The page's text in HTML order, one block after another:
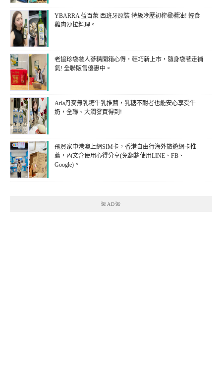
YBARRA 益百萊 西班牙原裝 特級冷壓初榨橄欖油! 輕食
雞肉沙拉料理。
老協珍袋裝人蔘精開箱心得，輕巧新上市，隨身袋著走補
氣! 全聯販售優惠中。
Arla丹麥無乳糖牛乳推薦，乳糖不耐者也能安心享受牛
奶，全聯、大潤發買得到!
飛買家中港澳上網SIM卡，香港自由行海外旅遊網卡推
薦，內文含使用心得分享(免翻牆使用LINE、FB、
Google)。
🌺AD🌺